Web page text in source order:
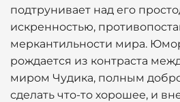
подтрунивает над его
искренностью,
меркантильности мира.
рождается из контраста
миром Чудика, полным
сделать что-то хорошее, и